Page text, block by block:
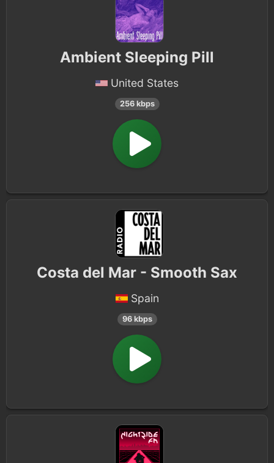
Ambient Sleeping Pill
United States
256 kbps
Costa del Mar - Smooth Sax
Spain
96 kbps